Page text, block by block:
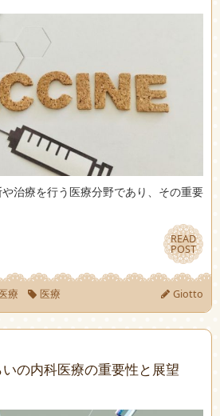
治療を行う医療分野であり、その重要
READ
POST
READ
POST
療 医療 Giotto
の内科医療の重要性と展望